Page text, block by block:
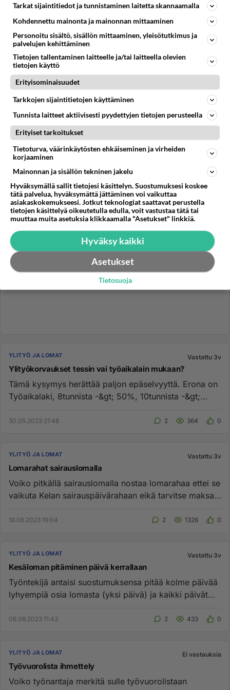
Olisiko joku voinut kertoa minne mennä 1viikoksi töihin
20-26.2 eli talvilomaksi/ hiihtolomaksi miten haluaakin
kutsua....
YLITYÖ JA LOMAT
Lakkovapaata
Suomeen pitäisi saada laki,että ihmisillä olisi
mahdollisuus työpaikalta vapaaseen,jos toisten
työntekijän lakko aiheutt...
03.03.2023 14:10 1
YLITYÖ JA LOMAT Vastattu 3v
Ylityökorvaukset tessin vai työaikalain mukaan?
Tämä kysymys herättää paljon epäselvyyttä. Erona on
Työaikalaki, 8tunnista -&gt; 50%, 10tunnista -&gt;
30.05.2023 21:48 2 364 0
YLITYÖ JA LOMAT Vastattu 3v
Lomarahat sairauslomalla
Voiko pitkällä sairauslomalla nostaa lomarahaa ettei se
vaikuta Kelan sairauspäivärahaan eikä tarvitse maksaa
18.06.2023 19:04 2 1326 0
YLITYÖ JA LOMAT Vastattu 3v
Kesäloman pitäminen päivä kerrallaan
Työntekijä antaisi suostumuksensa pitää kolme päivää
lyhyempiä osia lomasta (yksi päivä) ja kaikki päivät
06.08.2023 11:43 2 433 0
YLITYÖ JA LOMAT Ei vastauksia
Työvuorolista ihmettely
Voiko työnantaja merkitä sulle työvuorolistaan
Tarkat sijaintitiedot ja tunnistaminen laitetta skannaamalla
Kohdennettu mainonta ja mainonnan mittaaminen
Personoitu sisältö, sisällön mittaaminen, yleisötutkimus ja
palvelujen kehittäminen
Tietojen tallentaminen laitteelle ja/tai laitteella olevien
tietojen käyttö
Erityisominaisuudet
Tarkkojen sijaintitietojen käyttäminen
Tunnista laitteet aktiivisesti pyydettyjen tietojen perusteella
Erityiset tarkoitukset
Tietoturva, väärinkäytösten ehkäiseminen ja virheiden
korjaaminen
Mainonnan ja sisällön tekninen jakelu
Hyväksymällä sallit tietojesi käsittelyn. Suostumuksesi koskee
tätä palvelua, hyväksymättä jättäminen voi vaikuttaa
asiakaskokemukseesi. Jotkut teknologiat saattavat perustella
tietojen käsittelyä oikeutetulla edulla, voit vastustaa tätä tai
muuttaa muita asetuksia klikkaamalla "Asetukset" linkkiä.
Hyväksy kaikki
Asetukset
Tietosuoja